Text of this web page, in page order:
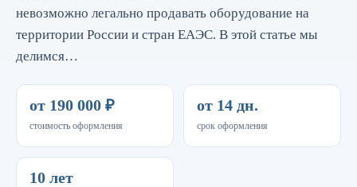
невозможно легально продавать оборудование на
территории России и стран ЕАЭС. В этой статье мы
делимся…
от 190 000 ₽
стоимость оформления
от 14 дн.
срок оформления
10 лет